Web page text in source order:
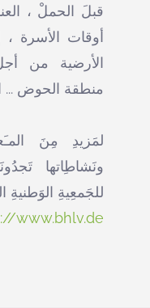
قبلَ الحملْ ،
أوقات الأسرة ،
الأرضية من
منطقة الحوض ...
لمَزيدِ مِنَ
ونَشاطِاتها
للجَمعِيةِ الوَطنيةِ
www.bhlv.de